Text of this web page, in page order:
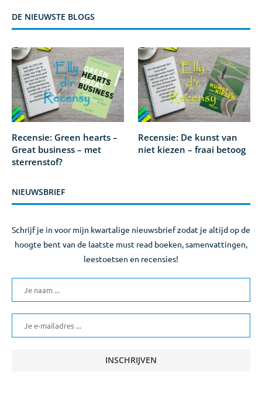
DE NIEUWSTE BLOGS
Recensie: Green hearts –
Great business – met
sterrenstof?
Recensie: De kunst van
niet kiezen – fraai betoog
NIEUWSBRIEF
Schrijf je in voor mijn kwartalige nieuwsbrief zodat je altijd op de
hoogte bent van de laatste must read boeken, samenvattingen,
leestoetsen en recensies!